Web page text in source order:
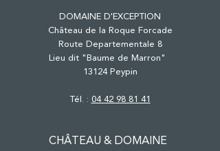
DOMAINE D'EXCEPTION
Château de la Roque Forcade
Route Departementale 8
Lieu dit "Baume de Marron"
13124 Peypin
Tél. :04 42 98 81 41
CHÂTEAU & DOMAINE